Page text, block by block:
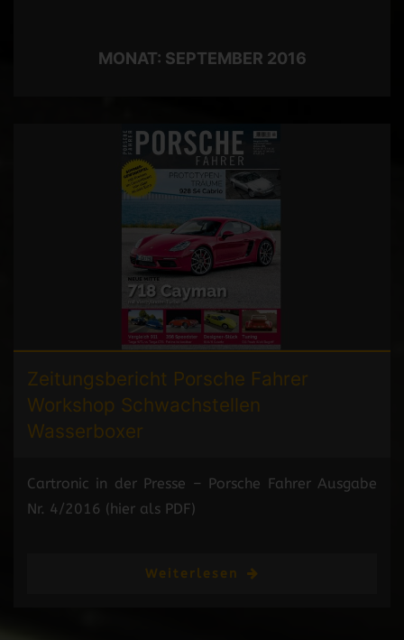
MONAT: SEPTEMBER 2016
Zeitungsbericht Porsche Fahrer
Workshop Schwachstellen
Wasserboxer
Cartronic in der Presse – Porsche Fahrer Ausgabe
Nr. 4/2016 (hier als PDF)
Weiterlesen